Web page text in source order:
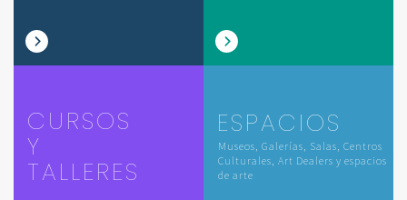
CURSOS
Y
TALLERES
ESPACIOS
Museos, Galerías, Salas, Centros
Culturales, Art Dealers y espacios
de arte